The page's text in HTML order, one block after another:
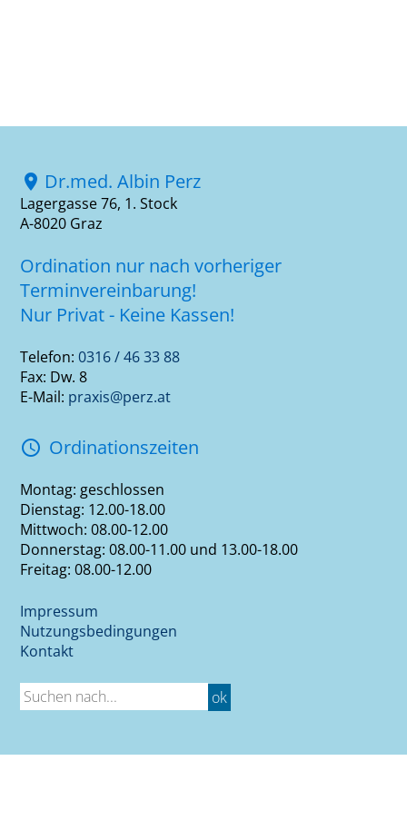
location_on Dr.med. Albin Perz
Lagergasse 76, 1. Stock
A-8020 Graz
Ordination nur nach vorheriger
Terminvereinbarung!
Nur Privat - Keine Kassen!
Telefon:0316 / 46 33 88
Fax: Dw. 8
E-Mail: praxis@perz.at
access_time Ordinationszeiten
Montag: geschlossen
Dienstag: 12.00-18.00
Mittwoch: 08.00-12.00
Donnerstag: 08.00-11.00 und 13.00-18.00
Freitag: 08.00-12.00
Impressum
Nutzungsbedingungen
Kontakt